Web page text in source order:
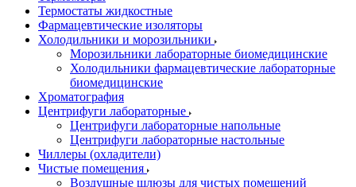
Термостаты жидкостные
Фармацевтические изоляторы
Холодильники и морозильники
Морозильники лабораторные биомедицинские
Холодильники фармацевтические лабораторные
биомедицинские
Хроматография
Центрифуги лабораторные
Центрифуги лабораторные напольные
Центрифуги лабораторные настольные
Чиллеры (охладители)
Чистые помещения
Воздушные шлюзы для чистых помещений